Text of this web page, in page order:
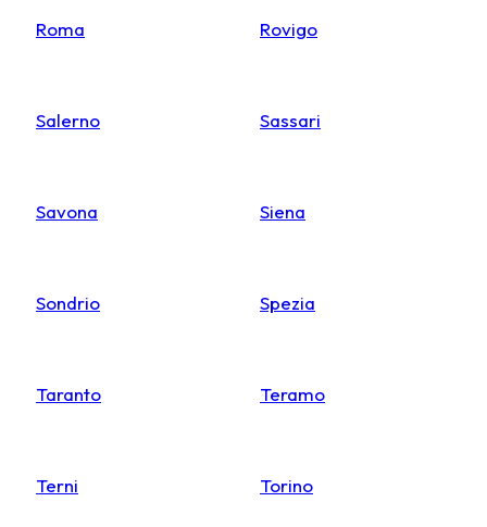
Roma Rovigo
Salerno Sassari
Savona Siena
Sondrio Spezia
Taranto Teramo
Terni Torino